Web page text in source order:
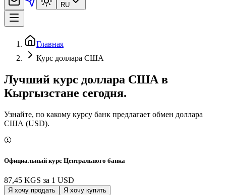
RU
Главная
Курс доллара США
Лучший курс доллара США в
Кыргызстане сегодня.
Узнайте, по какому курсу банк предлагает обмен доллара
США (USD).
Официальный курс Центрального банка
87,45 KGS за 1 USD
Я хочу продать Я хочу купить